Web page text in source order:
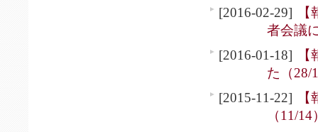
[2016-02-29]
者会議
[2016-01-18]
た（28/
[2015-11-22]
（11/14